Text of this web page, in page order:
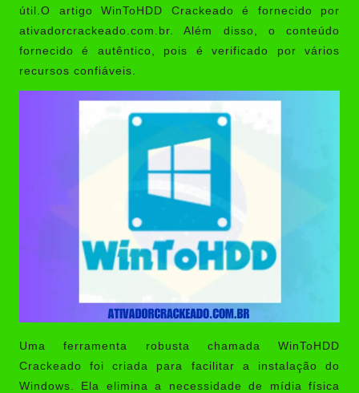
útil.O artigo WinToHDD Crackeado é fornecido por
ativadorcrackeado.com.br . Além disso, o conteúdo
fornecido é autêntico, pois é verificado por vários
recursos confiáveis.
Uma ferramenta robusta chamada WinToHDD
Crackeado foi criada para facilitar a instalação do
Windows. Ela elimina a necessidade de mídia física